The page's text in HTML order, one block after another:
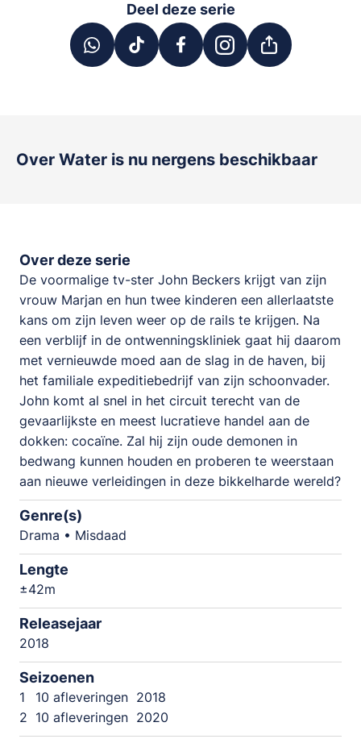
Deel deze serie
Over Water is nu nergens beschikbaar
Over deze serie
De voormalige tv-ster John Beckers krijgt van zijn
vrouw Marjan en hun twee kinderen een allerlaatste
kans om zijn leven weer op de rails te krijgen. Na
een verblijf in de ontwenningskliniek gaat hij daarom
met vernieuwde moed aan de slag in de haven, bij
het familiale expeditiebedrijf van zijn schoonvader.
John komt al snel in het circuit terecht van de
gevaarlijkste en meest lucratieve handel aan de
dokken: cocaïne. Zal hij zijn oude demonen in
bedwang kunnen houden en proberen te weerstaan
aan nieuwe verleidingen in deze bikkelharde wereld?
Genre(s)
Drama • Misdaad
Lengte
±42m
Releasejaar
2018
Seizoenen
1 10 afleveringen 2018
2 10 afleveringen 2020